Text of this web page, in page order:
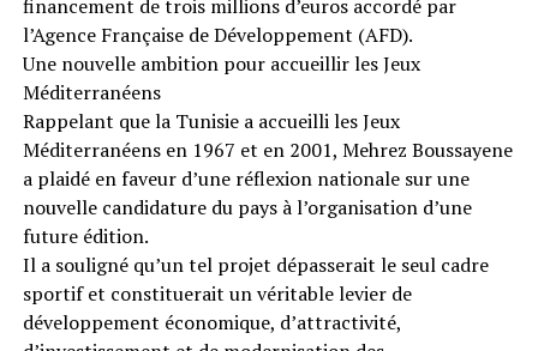
financement de trois millions d’euros accordé par
l’Agence Française de Développement (AFD).
Une nouvelle ambition pour accueillir les Jeux
Méditerranéens
Rappelant que la Tunisie a accueilli les Jeux
Méditerranéens en 1967 et en 2001, Mehrez Boussayene
a plaidé en faveur d’une réflexion nationale sur une
nouvelle candidature du pays à l’organisation d’une
future édition.
Il a souligné qu’un tel projet dépasserait le seul cadre
sportif et constituerait un véritable levier de
développement économique, d’attractivité,